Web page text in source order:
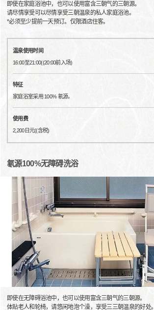
即使在家庭浴池中，也可以使用富含三朝气的三朝源。
请尽情享受可以尽情享受三朝温泉的私人家庭浴池。
*必须至少提前一天预订。仅限酒店住客。
温泉使用时间
16:00至21:00((20:00前入场)
特征
家庭浴室采用 100% 氡源。
使用费
2,200日元((含税)
氡源100%无障碍洗浴
即使在无障碍浴池中，也可以使用富含三朝气的三朝源。
体贴老人和轮椅，请悠闲地泡个澡，享受三三朝温泉的好处。